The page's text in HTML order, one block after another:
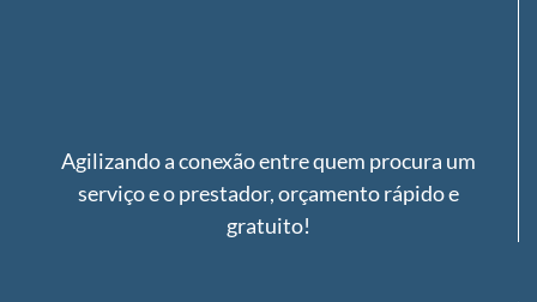
Agilizando a conexão entre quem procura um
serviço e o prestador, orçamento rápido e
gratuito!